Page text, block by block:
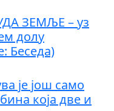
ЗЕМЉЕ – уз
долу
Беседа)
је још само
која две и